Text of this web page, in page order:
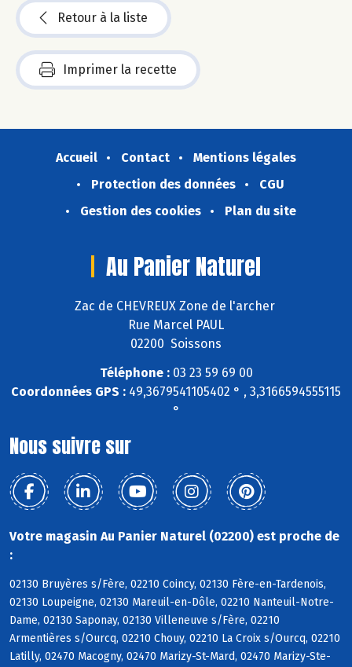
Retour à la liste
Imprimer la recette
Accueil Contact
Mentions légales
Protection des données
CGU
Gestion des cookies
Plan du site
Au Panier Naturel
Zac de CHEVREUX Zone de l'archer
Rue Marcel PAUL
02200 Soissons
Téléphone :03 23 59 69 00
Coordonnées GPS : 49,3679541105402 ° , 3,3166594555115
°
Nous suivre sur
Votre magasin Au Panier Naturel (02200) est proche de
:
02130 Bruyères s/Fère, 02210 Coincy, 02130 Fère-en-Tardenois,
02130 Loupeigne, 02130 Mareuil-en-Dôle, 02210 Nanteuil-Notre-
Dame, 02130 Saponay, 02130 Villeneuve s/Fère, 02210
Armentières s/Ourcq, 02210 Chouy, 02210 La Croix s/Ourcq, 02210
Latilly, 02470 Macogny, 02470 Marizy-St-Mard, 02470 Marizy-Ste-